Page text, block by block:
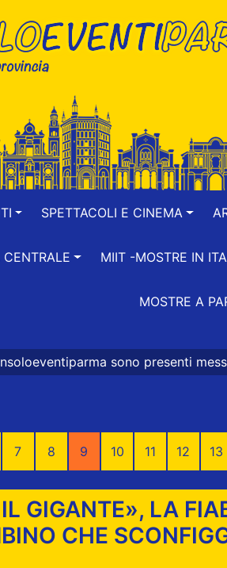
SPETTACOLI E CINEMA
MIIT -MOSTRE IN
MOSTRE A
messaggi promozionali e
7 8 9 10 11 12 13
GIGANTE», LA
CHE